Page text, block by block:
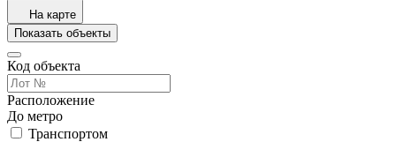
На карте
Показать объекты
Код объекта
Расположение
До метро
Транспортом